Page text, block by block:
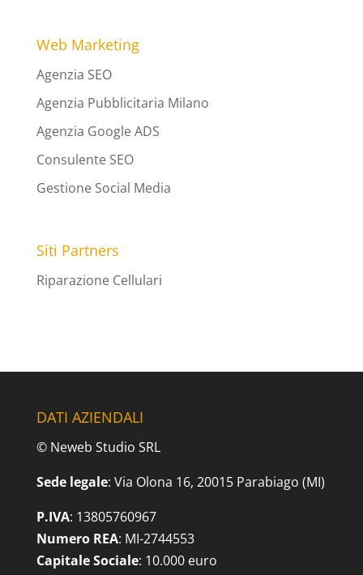
Web Marketing
Agenzia SEO
Agenzia Pubblicitaria Milano
Agenzia Google ADS
Consulente SEO
Gestione Social Media
Siti Partners
Riparazione Cellulari
DATI AZIENDALI
© Neweb Studio SRL
Sede legale: Via Olona 16, 20015 Parabiago (MI)
P.IVA: 13805760967
Numero REA: MI-2744553
Capitale Sociale: 10.000 euro